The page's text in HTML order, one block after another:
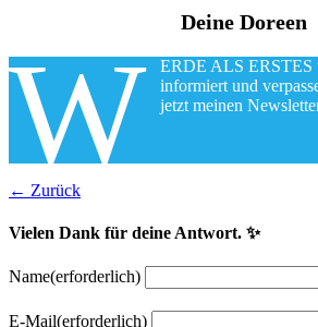
Deine Doreen
W
ERDE ALS ERSTES
informiert und
jetzt meinen
← Zurück
Vielen Dank für deine Antwort. ✨
Name(erforderlich)
E-Mail(erforderlich)